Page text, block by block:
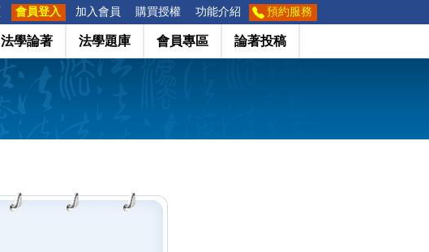
會員登入 加入會員 購買授權 功能介紹 預約服務
法學論著 法學題庫 會員專區 論著投稿